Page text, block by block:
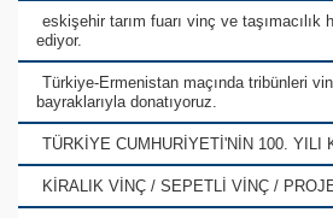
eskişehir tarım fuarı vinç ve taşımacılık
ediyor.
Türkiye-Ermenistan maçında tribünleri
bayraklarıyla donatıyoruz.
TÜRKİYE CUMHURİYETİ'NİN 100. YILI
KİRALIK VİNÇ / SEPETLİ VİNÇ /